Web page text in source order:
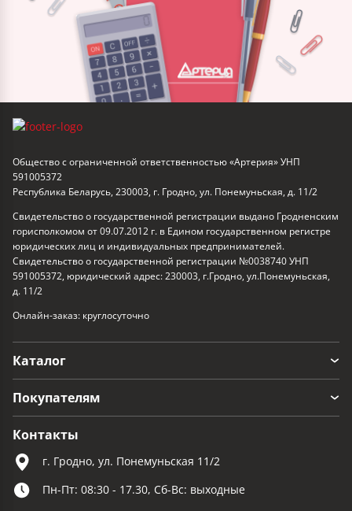
Общество с ограниченной ответственностью «Артерия» УНП
591005372
Республика Беларусь, 230003, г. Гродно, ул. Понемуньская, д. 11/2
Свидетельство о государственной регистрации выдано Гродненским
горисполкомом от 09.07.2012 г. в Едином государственном регистре
юридических лиц и индивидуальных предпринимателей.
Свидетельство о государственной регистрации №0038740 УНП
591005372, юридический адрес: 230003, г.Гродно, ул.Понемуньская,
д. 11/2
Онлайн-заказ: круглосуточно
Каталог
Покупателям
Контакты
г. Гродно, ул. Понемуньская 11/2
Пн-Пт: 08:30 - 17.30, Сб-Вс: выходные